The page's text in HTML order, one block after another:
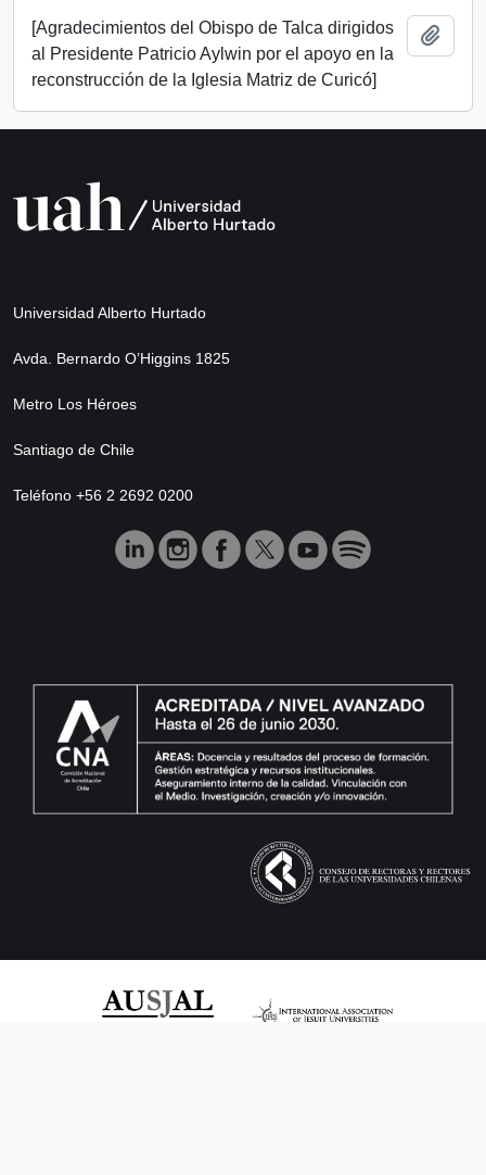
[Agradecimientos del Obispo de Talca dirigidos
al Presidente Patricio Aylwin por el apoyo en la
reconstrucción de la Iglesia Matriz de Curicó]
Universidad Alberto Hurtado
Avda. Bernardo O’Higgins 1825
Metro Los Héroes
Santiago de Chile
Teléfono +56 2 2692 0200